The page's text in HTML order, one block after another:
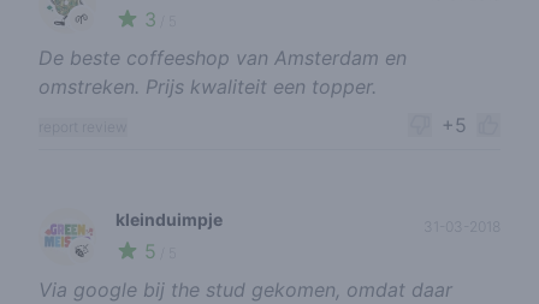
🌱 3
De beste coffeeshop van Amsterdam en
omstreken. Prijs kwaliteit een topper.
+5
🍃
kleinduimpje
5
31-03-2018
Via google bij the stud gekomen, omdat daar